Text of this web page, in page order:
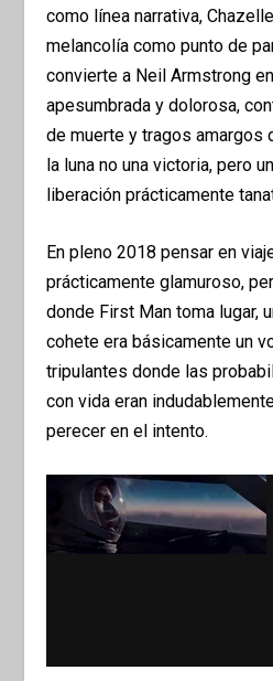
como línea narrativa,
melancolía como punto de
convierte a Neil Armstrong
apesumbrada y dolorosa,
de muerte y tragos amargos
la luna no una victoria, pero
liberación prácticamente
En pleno 2018 pensar en
prácticamente glamuroso,
donde First Man toma lugar,
cohete era básicamente un
tripulantes donde las
con vida eran
perecer en el intento.